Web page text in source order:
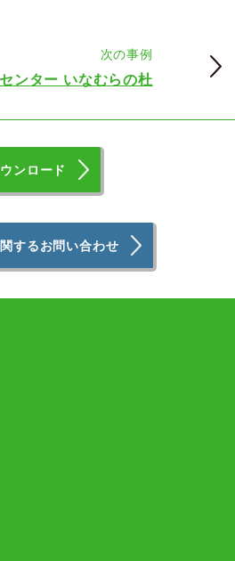
次の事例
ンター いなむらの杜
ンロード
するお問い合わせ